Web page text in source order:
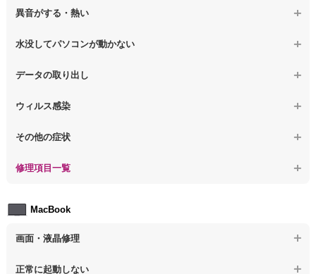
【ノートパソコン】修復モードから復旧できない
【ノートパソコン】その他の起動しない問題
【ノートパソコン】操作中の動作が重い
異音がする・熱い
【ノートパソコン】パソコンから異音がする
水没してパソコンが動かない
【ノートパソコン】水没してパソコンが動かない
データの取り出し
【ノートパソコン】起動しないPCのデータを復旧
ウィルス感染
【ノートパソコン】特定のプログラムを削除したい
【ノートパソコン】ウィルス感染のその他の問題
その他の症状
【ノートパソコン】事例紹介
修理項目一覧
【ノートパソコン】電源故障
MacBook
画面・液晶修理
【macbook】画面の割れ・破損
正常に起動しない